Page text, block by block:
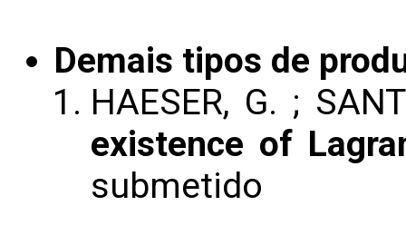
Demais tipos de
HAESER, G. ;
existence of
submetido